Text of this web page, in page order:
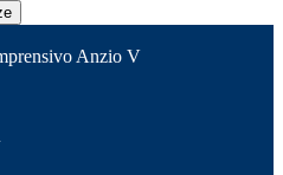
Anzio V